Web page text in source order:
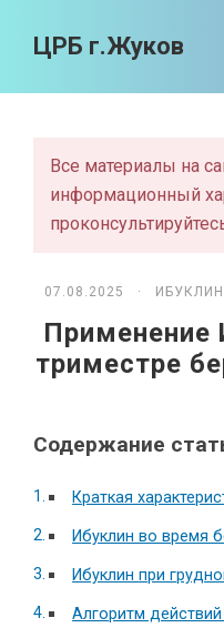
ЦРБ г.Жуков
Все материалы на
информационный
07.08.2025 · ИБУКЛИН
Применение
триместре
Содержание
Краткая
Ибуклин во время
Ибуклин при
Алгоритм